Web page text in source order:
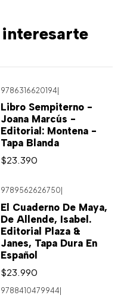
9786316620194
Libro Sempiterno -
Joana Marcús -
Editorial: Montena -
Tapa Blanda
$23.390
9789562626750
El Cuaderno De Maya,
De Allende, Isabel.
Editorial Plaza &
Janes, Tapa Dura En
Español
$23.990
9788410479944